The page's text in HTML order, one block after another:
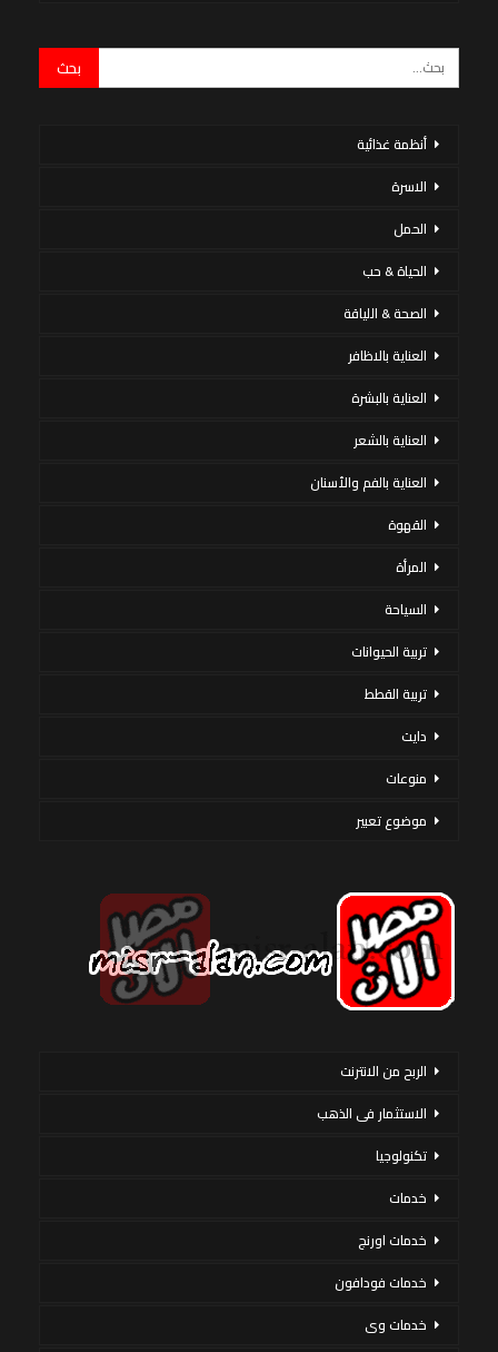
أنظمة غذائية
الاسرة
الحمل
الحياة & حب
الصحة & اللياقة
العناية بالاظافر
العناية بالبشرة
العناية بالشعر
العناية بالفم والأسنان
القهوة
المرأة
السياحة
تربية الحيوانات
تربية القطط
دايت
منوعات
موضوع تعبير
الربح من الانترنت
الاستثمار فى الذهب
تكنولوجيا
خدمات
خدمات اورنج
خدمات فودافون
خدمات وى